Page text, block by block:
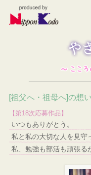
[祖父へ・祖母へ]の
【第18次応募作品】
いつもありがとう。
私と私の大切な人を見守
私、勉強も部活も頑張る